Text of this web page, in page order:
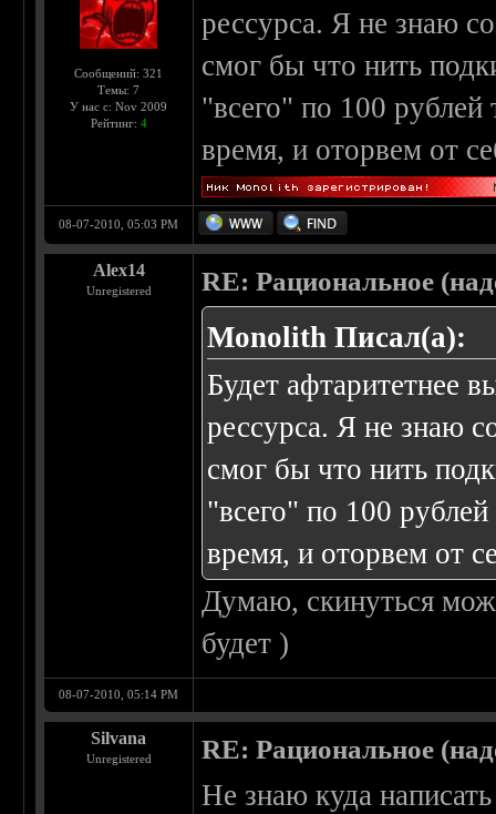
Сообщений: 321
Темы: 7
У нас с: Nov 2009
Рейтинг: 4
рессурса. Я не знаю
смог бы что нить
"всего" по 100 рублей
время, и оторвем от
08-07-2010, 05:03 PM
Alex14
Unregistered RE: Рациональное
Monolith Писал(а):
Будет афтаритетнее
рессурса. Я не знаю
смог бы что нить
"всего" по 100
время, и оторвем от
Думаю, скинуться
будет )
08-07-2010, 05:14 PM
Silvana
Unregistered RE: Рациональное
Не знаю куда